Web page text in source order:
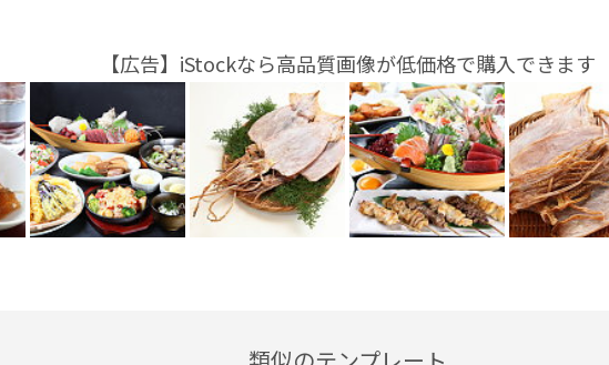
【広告】iStockなら高品質画像が低価格で購入できます